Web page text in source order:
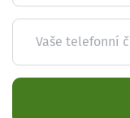
Vaše telefonní